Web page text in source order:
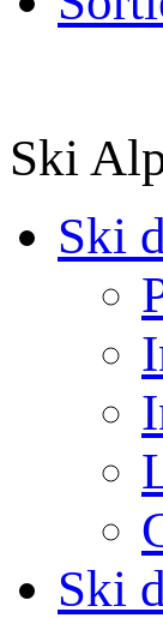
Ski
Ski
Ski